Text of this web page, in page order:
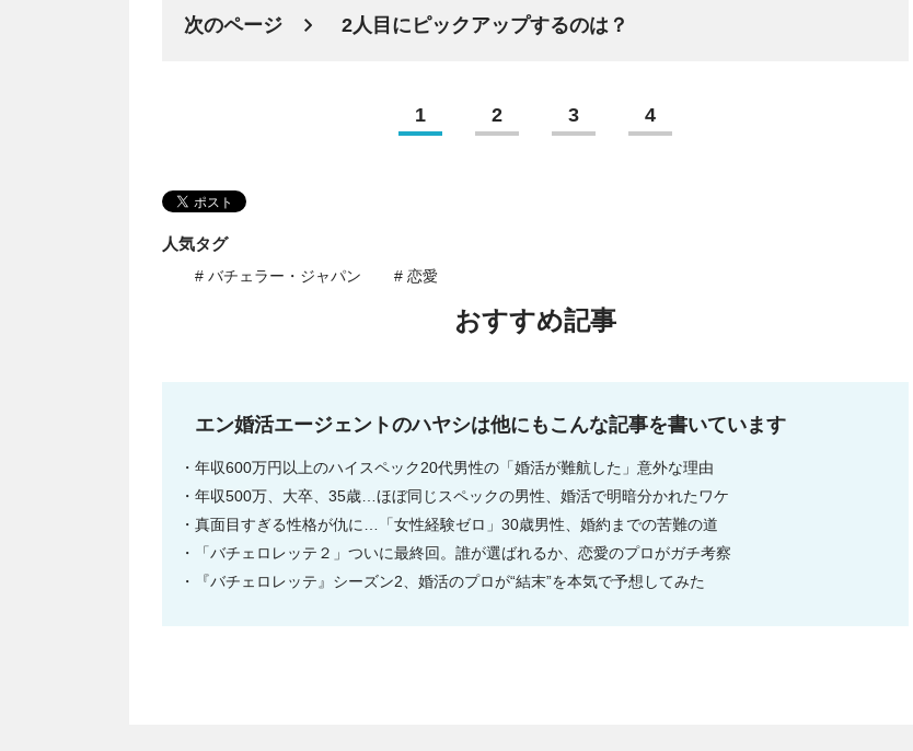
次のページ 2人目にピックアップするのは？
1 2 3 4
人気タグ
# バチェラー・ジャパン # 恋愛
おすすめ記事
エン婚活エージェントのハヤシは他にもこんな記事を書いています
年収600万円以上のハイスペック20代男性の「婚活が難航した」意外な理由
年収500万、大卒、35歳…ほぼ同じスペックの男性、婚活で明暗分かれたワケ
真面目すぎる性格が仇に…「女性経験ゼロ」30歳男性、婚約までの苦難の道
「バチェロレッテ２」ついに最終回。誰が選ばれるか、恋愛のプロがガチ考察
『バチェロレッテ』シーズン2、婚活のプロが“結末”を本気で予想してみた